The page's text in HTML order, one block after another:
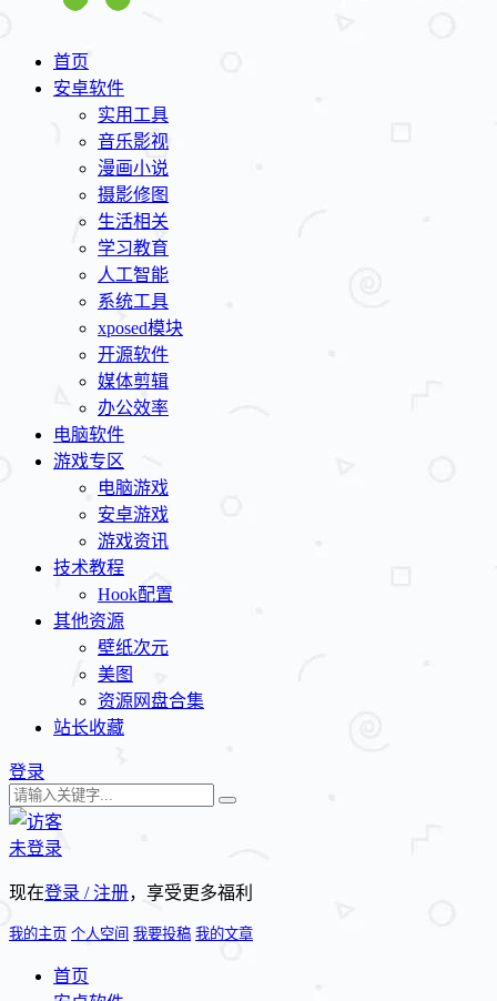
首页
安卓软件
实用工具
音乐影视
漫画小说
摄影修图
生活相关
学习教育
人工智能
系统工具
xposed模块
开源软件
媒体剪辑
办公效率
电脑软件
游戏专区
电脑游戏
安卓游戏
游戏资讯
技术教程
Hook配置
其他资源
壁纸次元
美图
资源网盘合集
站长收藏
登录
未登录
现在登录 / 注册，享受更多福利
我的主页 个人空间 我要投稿 我的文章
首页